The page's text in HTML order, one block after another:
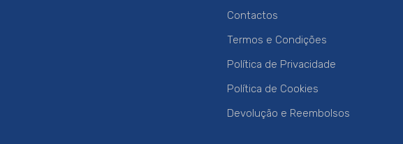
Contactos
Termos e Condições
Política de Privacidade
Política de Cookies
Devolução e Reembolsos